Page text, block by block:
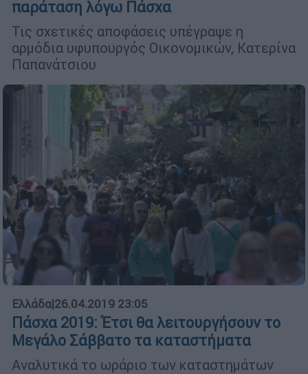
παράταση λόγω Πάσχα
Τις σχετικές αποφάσεις υπέγραψε η
αρμόδια υφυπουργός Οικονομικών, Κατερίνα
Παπανάτσιου
Ελλάδα|26.04.2019 23:05
Πάσχα 2019: Έτσι θα λειτουργήσουν το
Μεγάλο Σάββατο τα καταστήματα
Αναλυτικά το ωράριο των καταστημάτων